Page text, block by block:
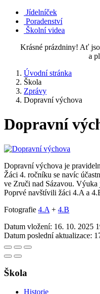
Jídelníček
Poradenství
Školní videa
Krásné prázdniny! Ať
a
Úvodní stránka
Škola
Zprávy
Dopravní výchova
Dopravní
Dopravní výchova je
Žáci 4. ročníku se navíc
ve Zruči nad Sázavou.
Poprvé navštívili žáci 4.A a
Fotografie 4.A + 4.B
Datum vložení: 16. 10. 2025
Datum poslední aktualizace:
Škola
Historie